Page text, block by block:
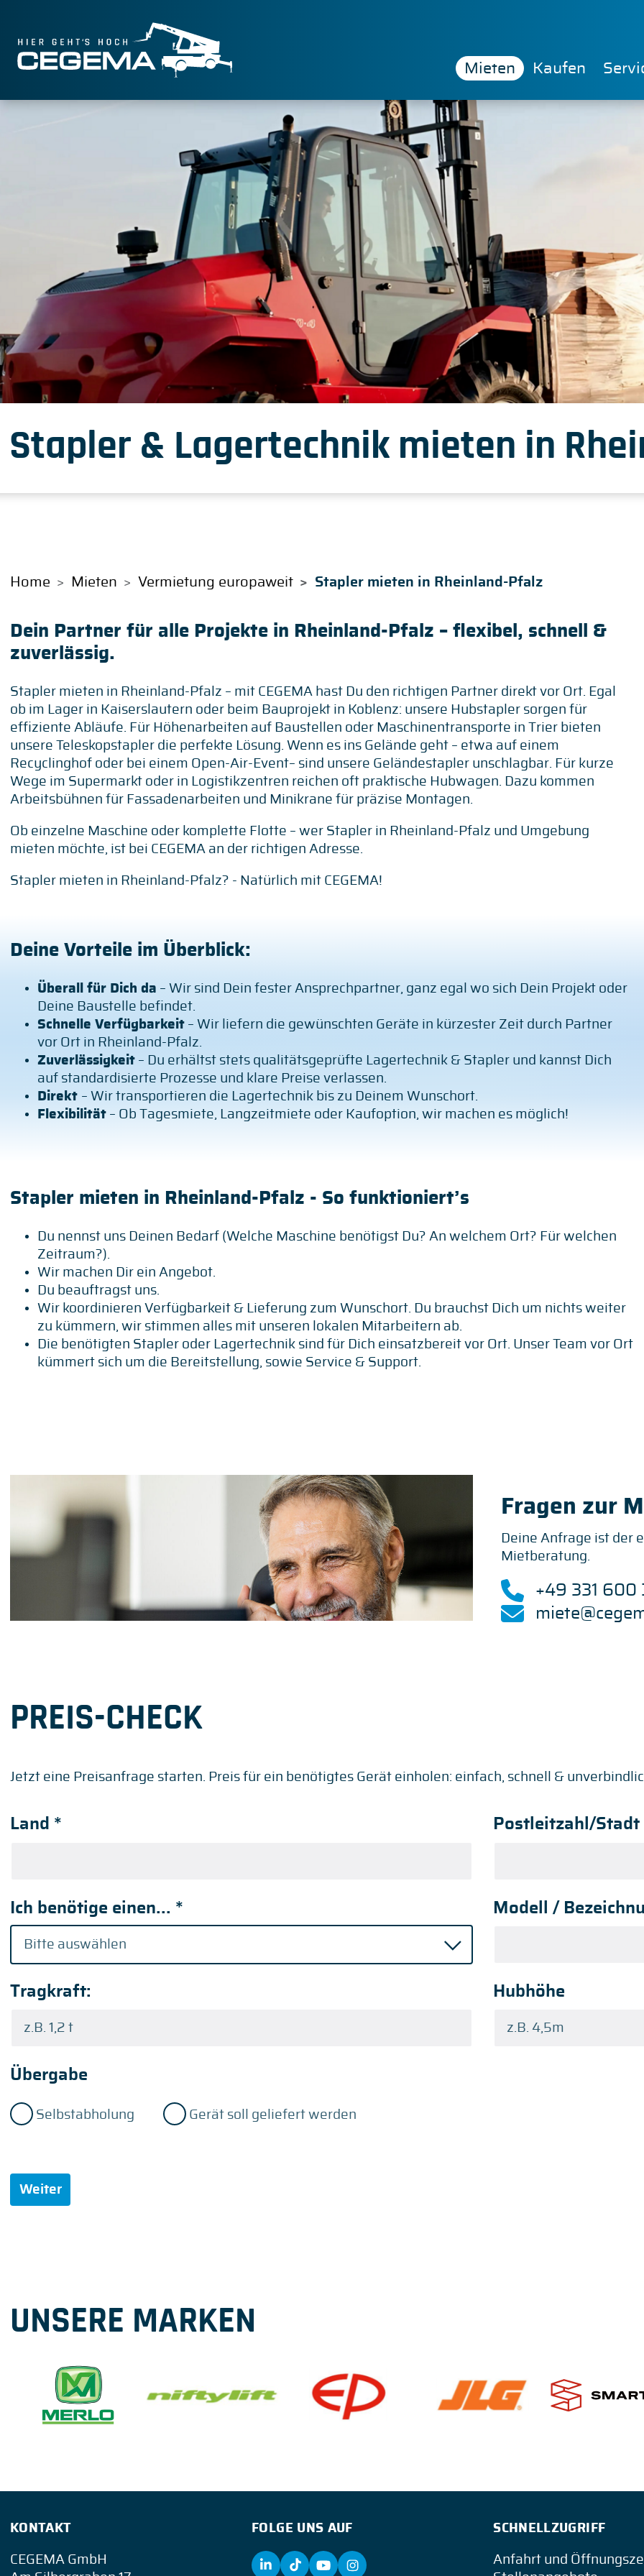
Mieten Kaufen
Stapler & Lagertechnik mieten in
Home Mieten Vermietung europaweit Stapler mieten in Rheinland-Pfalz
Dein Partner für alle Projekte in Rheinland-Pfalz – flexibel, schnell &
zuverlässig.
Stapler mieten in Rheinland-Pfalz – mit CEGEMA hast Du den richtigen Partner direkt vor Ort. Egal
ob im Lager in Kaiserslautern oder beim Bauprojekt in Koblenz: unsere Hubstapler sorgen für
effiziente Abläufe. Für Höhenarbeiten auf Baustellen oder Maschinentransporte in Trier bieten
unsere Teleskopstapler die perfekte Lösung. Wenn es ins Gelände geht – etwa auf einem
Recyclinghof oder bei einem Open-Air-Event– sind unsere Geländestapler unschlagbar. Für kurze
Wege im Supermarkt oder in Logistikzentren reichen oft praktische Hubwagen. Dazu kommen
Arbeitsbühnen für Fassadenarbeiten und Minikrane für präzise Montagen.
Ob einzelne Maschine oder komplette Flotte – wer Stapler in Rheinland-Pfalz und Umgebung
mieten möchte, ist bei CEGEMA an der richtigen Adresse.
Stapler mieten in Rheinland-Pfalz? - Natürlich mit CEGEMA!
Deine Vorteile im Überblick:
Überall für Dich da – Wir sind Dein fester Ansprechpartner, ganz egal wo sich Dein Projekt oder
Deine Baustelle befindet.
Schnelle Verfügbarkeit– Wir liefern die gewünschten Geräte in kürzester Zeit durch Partner
vor Ort in Rheinland-Pfalz.
Zuverlässigkeit– Du erhältst stets qualitätsgeprüfte Lagertechnik & Stapler und kannst Dich
auf standardisierte Prozesse und klare Preise verlassen.
Direkt – Wir transportieren die Lagertechnik bis zu Deinem Wunschort.
Flexibilität– Ob Tagesmiete, Langzeitmiete oder Kaufoption, wir machen es möglich!
Stapler mieten in Rheinland-Pfalz - So funktioniert’s
Du nennst uns Deinen Bedarf (Welche Maschine benötigst Du? An welchem Ort? Für welchen
Zeitraum?).
Wir machen Dir ein Angebot.
Du beauftragst uns.
Wir koordinieren Verfügbarkeit & Lieferung zum Wunschort. Du brauchst Dich um nichts weiter
zu kümmern, wir stimmen alles mit unseren lokalen Mitarbeitern ab.
Die benötigten Stapler oder Lagertechnik sind für Dich einsatzbereit vor Ort. Unser Team vor Ort
kümmert sich um die Bereitstellung, sowie Service & Support.
Fragen zur
Deine Anfrage ist der
Mietberatung.
+49 331 600
PREIS-CHECK
Jetzt eine Preisanfrage starten. Preis für ein benötigtes Gerät einholen: einfach, schnell &
Land * Postleitzahl/Stadt
Ich benötige einen... * Modell /
Tragkraft: Hubhöhe
Übergabe
Selbstabholung Gerät soll geliefert werden
Weiter
UNSERE MARKEN
KONTAKT
CEGEMA GmbH
FOLGE UNS AUF SCHNELLZUGRIFF
Anfahrt und